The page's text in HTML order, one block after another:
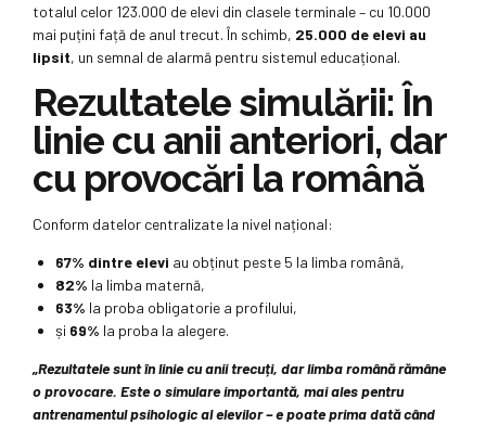
totalul celor 123.000 de elevi din clasele terminale – cu 10.000
mai puțini față de anul trecut. În schimb, 25.000 de elevi au
lipsit, un semnal de alarmă pentru sistemul educațional.
Rezultatele simulării: În
linie cu anii anteriori, dar
cu provocări la română
Conform datelor centralizate la nivel național:
67% dintre elevi au obținut peste 5 la limba română,
82% la limba maternă,
63% la proba obligatorie a profilului,
și 69% la proba la alegere.
„Rezultatele sunt în linie cu anii trecuți, dar limba română rămâne
o provocare. Este o simulare importantă, mai ales pentru
antrenamentul psihologic al elevilor – e poate prima dată când